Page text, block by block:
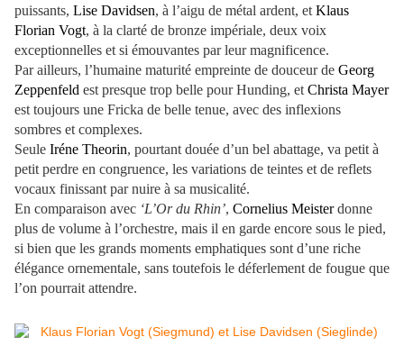
puissants, Lise Davidsen, à l’aigu de métal ardent, et Klaus
Florian Vogt, à la clarté de bronze impériale, deux voix
exceptionnelles et si émouvantes par leur magnificence.
Par ailleurs, l’humaine maturité empreinte de douceur de Georg
Zeppenfeld est presque trop belle pour Hunding, et Christa Mayer
est toujours une Fricka de belle tenue, avec des inflexions
sombres et complexes.
Seule Iréne Theorin, pourtant douée d’un bel abattage, va petit à
petit perdre en congruence, les variations de teintes et de reflets
vocaux finissant par nuire à sa musicalité.
En comparaison avec ‘L’Or du Rhin’, Cornelius Meisterdonne
plus de volume à l’orchestre, mais il en garde encore sous le pied,
si bien que les grands moments emphatiques sont d’une riche
élégance ornementale, sans toutefois le déferlement de fougue que
l’on pourrait attendre.